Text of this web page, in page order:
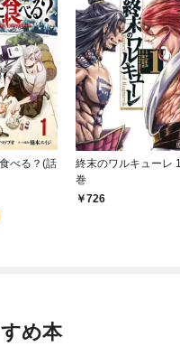
べる？(話
終末のワルキューレ 1
巻
726
め本